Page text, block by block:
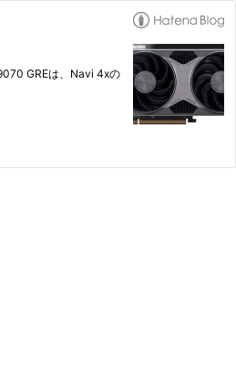
GREは、Navi 4xの